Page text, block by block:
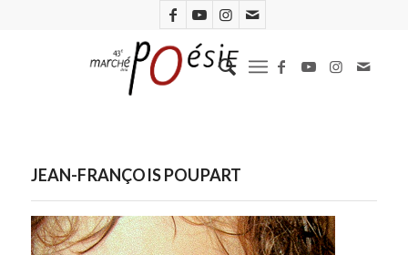
JEAN-FRANÇOIS POUPART